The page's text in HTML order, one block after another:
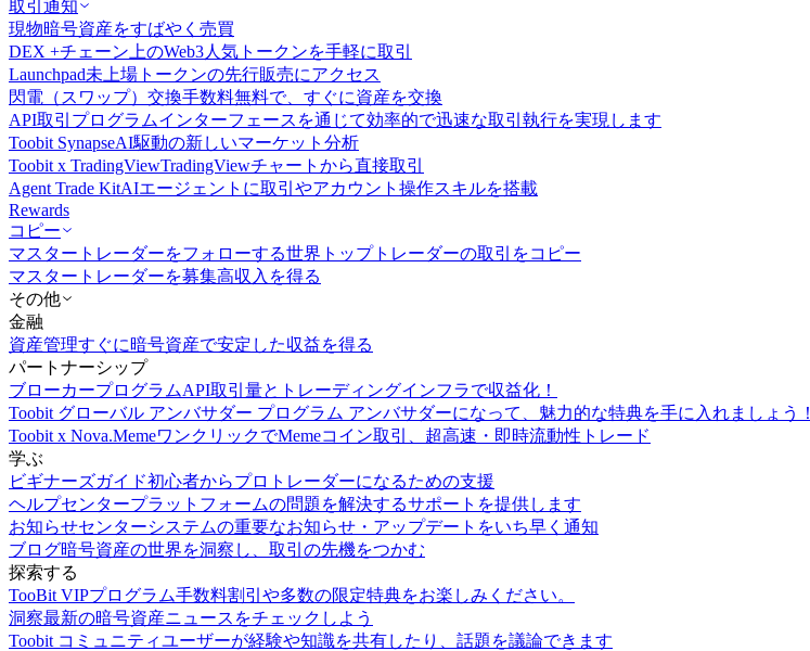
取引通知
現物暗号資産をすばやく売買
DEX +チェーン上のWeb3人気トークンを手軽に取引
Launchpad未上場トークンの先行販売にアクセス
閃電（スワップ）交換手数料無料で、すぐに資産を交換
API取引 プログラムインターフェースを通じて効率的で迅速な取引執行を実現します
Toobit SynapseAI駆動の新しいマーケット分析
Toobit x TradingViewTradingViewチャートから直接取引
Agent Trade KitAIエージェントに取引やアカウント操作スキルを搭載
Rewards
コピー
マスタートレーダーをフォローする世界トップトレーダーの取引をコピー
マスタートレーダーを募集高収入を得る
その他
金融
資産管理すぐに暗号資産で安定した収益を得る
パートナーシップ
ブローカープログラムAPI取引量とトレーディングインフラで収益化！
Toobit グローバル アンバサダー プログラム アンバサダーになって、魅力的な特典を手に入れましょう！
Toobit x Nova.MemeワンクリックでMemeコイン取引、超高速・即時流動性トレード
学ぶ
ビギナーズガイド初心者からプロトレーダーになるための支援
ヘルプセンタープラットフォームの問題を解決するサポートを提供します
お知らせセンターシステムの重要なお知らせ・アップデートをいち早く通知
ブログ暗号資産の世界を洞察し、取引の先機をつかむ
探索する
TooBit VIPプログラム手数料割引や多数の限定特典をお楽しみください。
洞察最新の暗号資産ニュースをチェックしよう
Toobit コミュニティユーザーが経験や知識を共有したり、話題を議論できます